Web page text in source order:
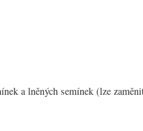
a lněných semínek (lze